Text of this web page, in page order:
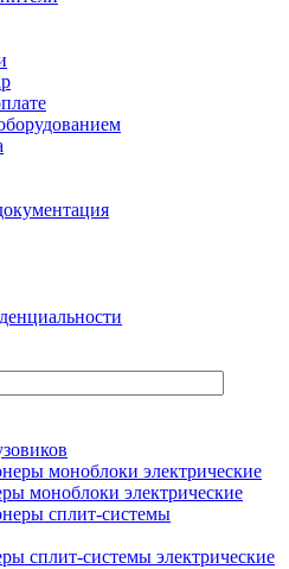
моноблоки электрические
сплит-системы электрические